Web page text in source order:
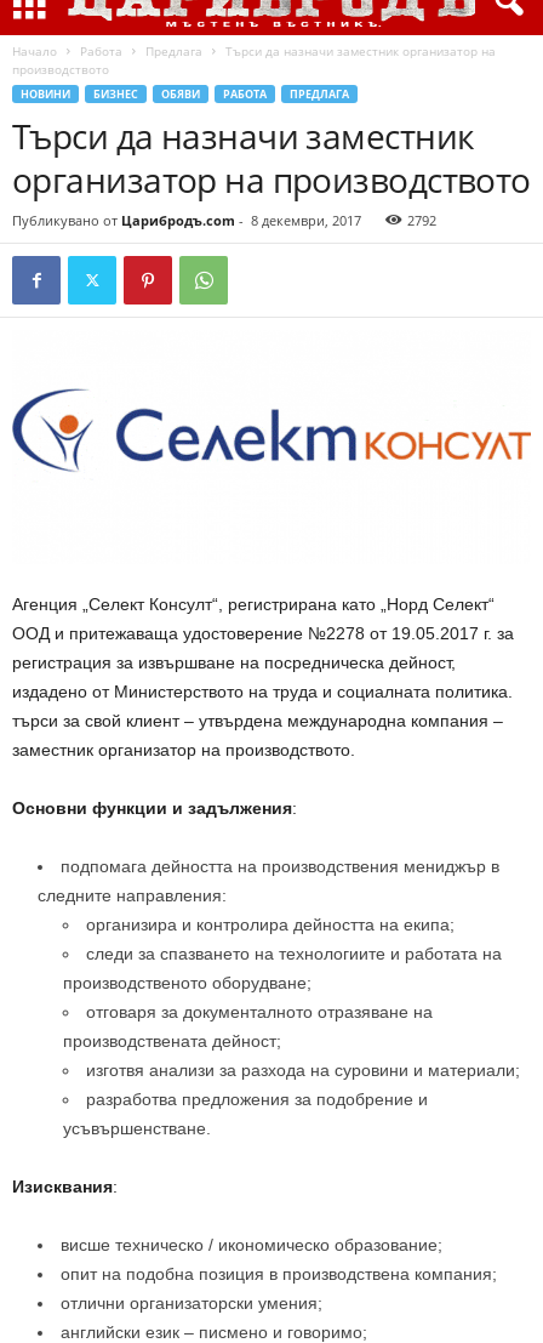
Начало Работа Предлага
Търси да назначи заместник организатор на
производството
НОВИНИ БИЗНЕС ОБЯВИ РАБОТА ПРЕДЛАГА
Търси да назначи заместник
организатор на производството
Публикувано от Царибродъ.com - 8 декември, 2017 2792
Агенция „Селект Консулт“, регистрирана като „Норд Селект“
ООД и притежаваща удостоверение №2278 от 19.05.2017 г. за
регистрация за извършване на посредническа дейност,
издадено от Министерството на труда и социалната политика.
търси за свой клиент – утвърдена международна компания –
заместник организатор на производството.
Основни функции и задължения:
подпомага дейността на производствения мениджър в
следните направления:
организира и контролира дейността на екипа;
следи за спазването на технологиите и работата на
производственото оборудване;
отговаря за документалното отразяване на
производствената дейност;
изготвя анализи за разхода на суровини и материали;
разработва предложения за подобрение и
усъвършенстване.
Изисквания:
висше техническо / икономическо образование;
опит на подобна позиция в производствена компания;
отлични организаторски умения;
английски език – писмено и говоримо;